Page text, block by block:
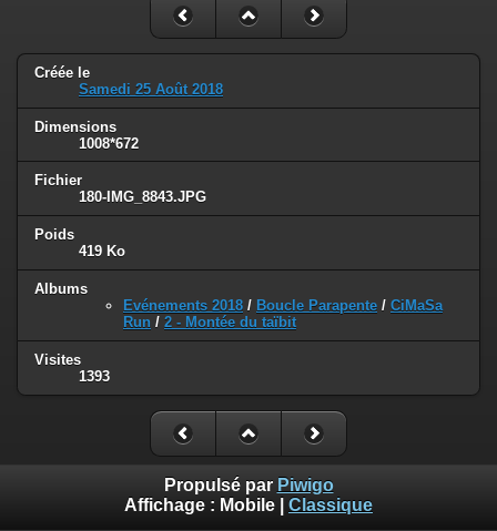
Créée le
Samedi 25 Août 2018
Dimensions
1008*672
Fichier
180-IMG_8843.JPG
Poids
419 Ko
Albums
Evénements 2018 / Boucle Parapente / CiMaSa
Run / 2 - Montée du taïbit
Visites
1393
Propulsé par Piwigo
Affichage : Mobile Classique